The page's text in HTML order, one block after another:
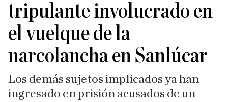
tripulante involucrado en
el vuelque de la
narcolancha en Sanlúcar
Los demás sujetos implicados ya han
ingresado en prisión acusados de un